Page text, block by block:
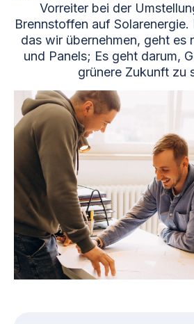
Vorreiter bei der
Brennstoffen auf
das wir übernehmen, geht es
und Panels; Es geht darum,
grünere Zukunft zu